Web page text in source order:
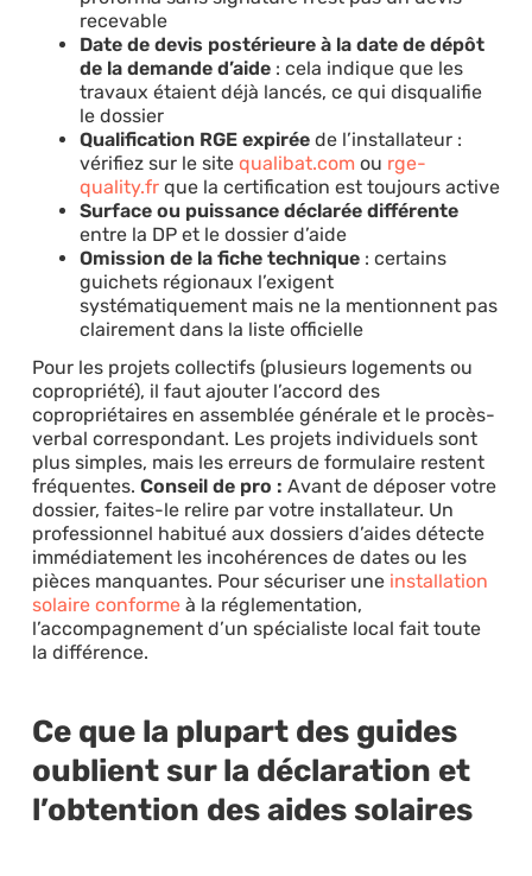
recevable
Date de devis postérieure à la date de dépôt
de la demande d’aide: cela indique que les
travaux étaient déjà lancés, ce qui disqualifie
le dossier
Qualification RGE expiréede l’installateur :
vérifiez sur le site qualibat.com ou rge-
quality.frque la certification est toujours active
Surface ou puissance déclarée différente
entre la DP et le dossier d’aide
Omission de la fiche technique: certains
guichets régionaux l’exigent
systématiquement mais ne la mentionnent pas
clairement dans la liste officielle
Pour les projets collectifs (plusieurs logements ou
copropriété), il faut ajouter l’accord des
copropriétaires en assemblée générale et le procès-
verbal correspondant. Les projets individuels sont
plus simples, mais les erreurs de formulaire restent
fréquentes. Conseil de pro : Avant de déposer votre
dossier, faites-le relire par votre installateur. Un
professionnel habitué aux dossiers d’aides détecte
immédiatement les incohérences de dates ou les
pièces manquantes. Pour sécuriser une installation
solaire conformeà la réglementation,
l’accompagnement d’un spécialiste local fait toute
la différence.
Ce que la plupart des guides
oublient sur la déclaration et
l’obtention des aides solaires